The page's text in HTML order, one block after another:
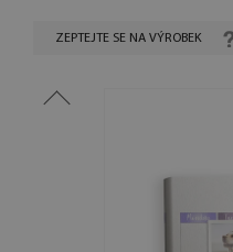
ZEPTEJTE SE NA VÝROBEK